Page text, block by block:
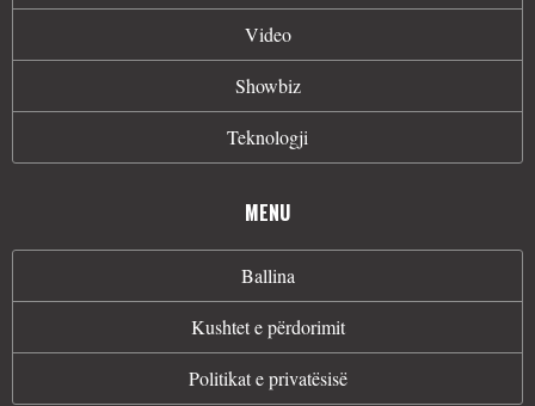
Video
Showbiz
Teknologji
MENU
Ballina
Kushtet e përdorimit
Politikat e privatësisë